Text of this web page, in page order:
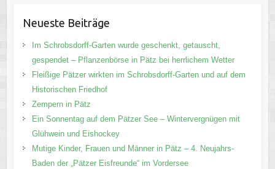
Neueste Beiträge
Im Schrobsdorff-Garten wurde geschenkt, getauscht,
gespendet – Pflanzenbörse in Pätz bei herrlichem Wetter
Fleißige Pätzer wirkten im Schrobsdorff-Garten und auf dem
Historischen Friedhof
Zempern in Pätz
Ein Sonnentag auf dem Pätzer See – Wintervergnügen mit
Glühwein und Eishockey
Mutige Kinder, Frauen und Männer in Pätz – 4. Neujahrs-
Baden der „Pätzer Eisfreunde“ im Vordersee